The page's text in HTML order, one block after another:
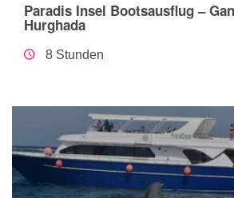
Paradis Insel Bootsausflug –
Hurghada
8 Stunden